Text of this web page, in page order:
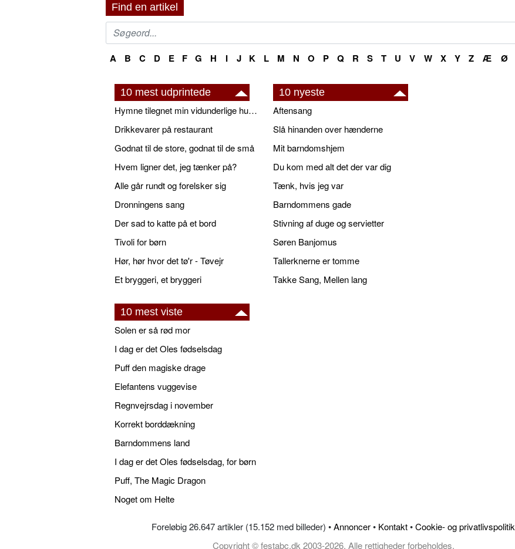
Find en artikel
A B C D E F G H I J K L M N O P Q R S T U V W X Y Z Æ Ø
10 mest udprintede
Hymne tilegnet min vidunderlige husbond
Drikkevarer på restaurant
Godnat til de store, godnat til de små
Hvem ligner det, jeg tænker på?
Alle går rundt og forelsker sig
Dronningens sang
Der sad to katte på et bord
Tivoli for børn
Hør, hør hvor det tø'r - Tøvejr
Et bryggeri, et bryggeri
10 nyeste
Aftensang
Slå hinanden over hænderne
Mit barndomshjem
Du kom med alt det der var dig
Tænk, hvis jeg var
Barndommens gade
Stivning af duge og servietter
Søren Banjomus
Tallerknerne er tomme
Takke Sang, Mellen lang
10 mest viste
Solen er så rød mor
I dag er det Oles fødselsdag
Puff den magiske drage
Elefantens vuggevise
Regnvejrsdag i november
Korrekt borddækning
Barndommens land
I dag er det Oles fødselsdag, for børn
Puff, The Magic Dragon
Noget om Helte
Foreløbig 26.647 artikler (15.152 med billeder) •Annoncer• Kontakt•Cookie- og privatlivspolitik
Copyright © festabc.dk 2003-2026, Alle rettigheder forbeholdes.